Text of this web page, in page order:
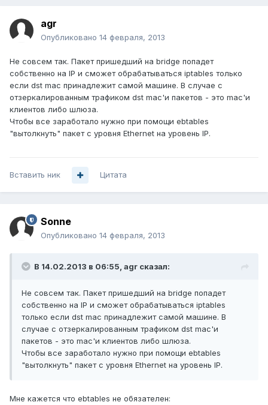
agr
Опубликовано 14 февраля, 2013
Не совсем так. Пакет пришедший на bridge попадет
собственно на IP и cможет обрабатываться iptables только
если dst mac принадлежит самой машине. В случае с
отзеркалированным трафиком dst mac'и пакетов - это mac'и
клиентов либо шлюза.
Чтобы все заработало нужно при помощи ebtables
"вытолкнуть" пакет с уровня Ethernet на уровень IP.
Вставить ник Цитата
Sonne
Опубликовано 14 февраля, 2013
В 14.02.2013 в 06:55, agr сказал:
Не совсем так. Пакет пришедший на bridge попадет
собственно на IP и cможет обрабатываться iptables
только если dst mac принадлежит самой машине. В
случае с отзеркалированным трафиком dst mac'и
пакетов - это mac'и клиентов либо шлюза.
Чтобы все заработало нужно при помощи ebtables
"вытолкнуть" пакет с уровня Ethernet на уровень IP.
Мне кажется что ebtables не обязателен: